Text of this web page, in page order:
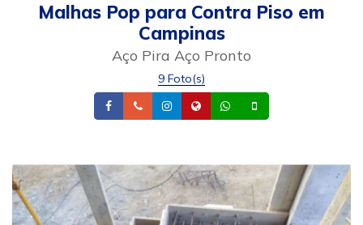
Malhas Pop para Contra Piso em
Campinas
Aço Pira Aço Pronto
9 Foto(s)
FacebookTelefoneInstagram
Site Whatsapp